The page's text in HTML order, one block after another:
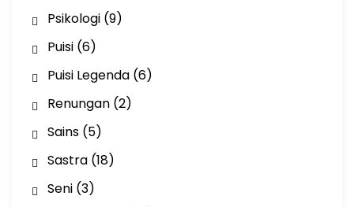
Psikologi(9)
Puisi(6)
Puisi Legenda(6)
Renungan(2)
Sains(5)
Sastra(18)
Seni(3)